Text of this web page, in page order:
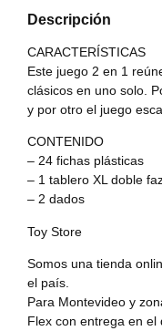
Descripción
CARACTERÍSTICAS
Este juego 2 en 1
clásicos en uno solo.
y por otro el juego
CONTENIDO
– 24 fichas plásticas
– 1 tablero XL doble
– 2 dados
Toy Store
Somos una tienda
el país.
Para Montevideo y
Flex con entrega en